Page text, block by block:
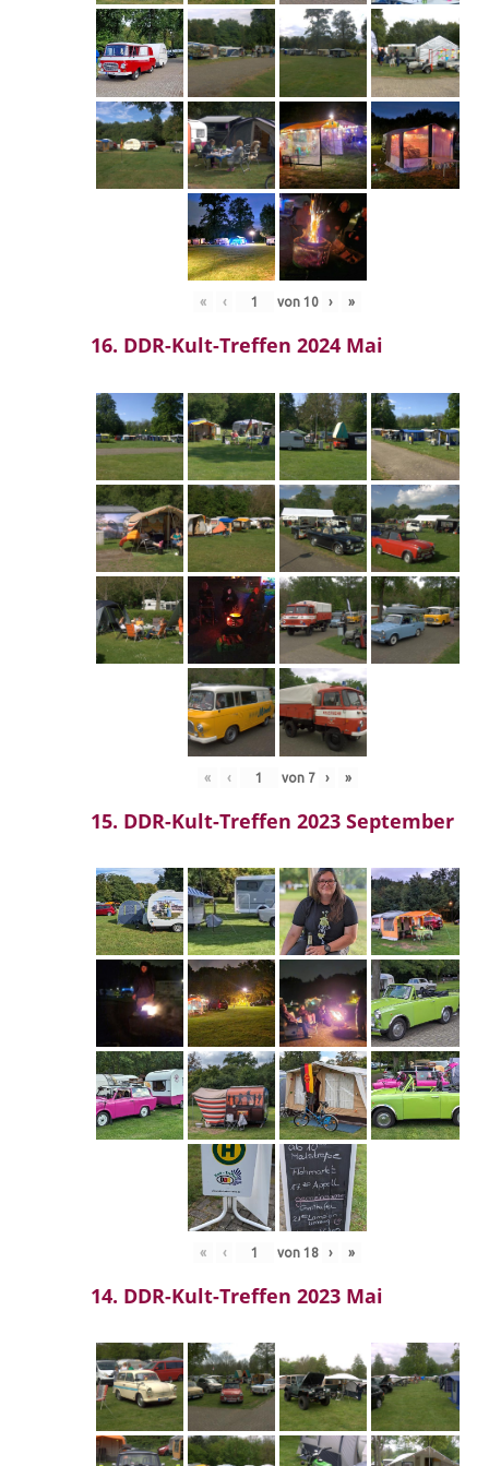
« ‹ von 10 › »
16. DDR-Kult-Treffen 2024 Mai
« ‹ von 7 › »
15. DDR-Kult-Treffen 2023 September
« ‹ von 18 › »
14. DDR-Kult-Treffen 2023 Mai